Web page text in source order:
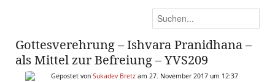
Gottesverehrung – Ishvara Pranidhana –
als Mittel zur Befreiung – YVS209
Gepostet von Sukadev Bretz am 27. November 2017 um 12:37